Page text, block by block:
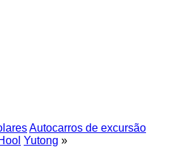
Autocarros de excursão
Yutong »